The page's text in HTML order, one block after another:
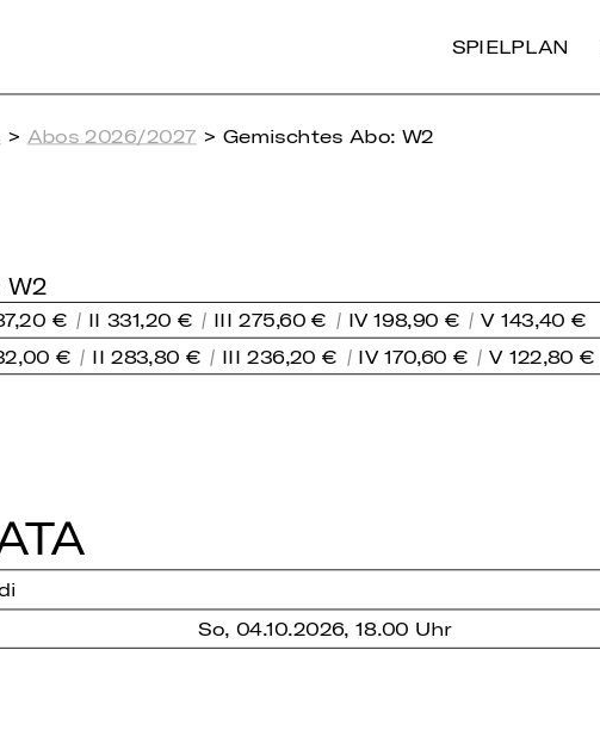
SPIELPLAN
> Abos 2026/2027 > Gemischtes Abo: W2
W2
€ II 331,20 € III 275,60 € IV 198,90 € V 143,40 €
€ II 283,80 € III 236,20 € IV 170,60 € V 122,80 €
So, 04.10.2026, 18.00 Uhr